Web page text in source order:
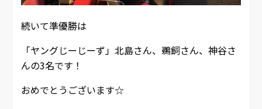
続いて準優勝は
「ヤングじーじーず」北島さん、鵜飼さん、神谷さ
んの3名です！
おめでとうございます☆